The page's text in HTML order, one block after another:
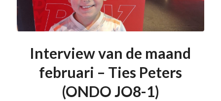
Interview van de maand
februari – Ties Peters
(ONDO JO8-1)